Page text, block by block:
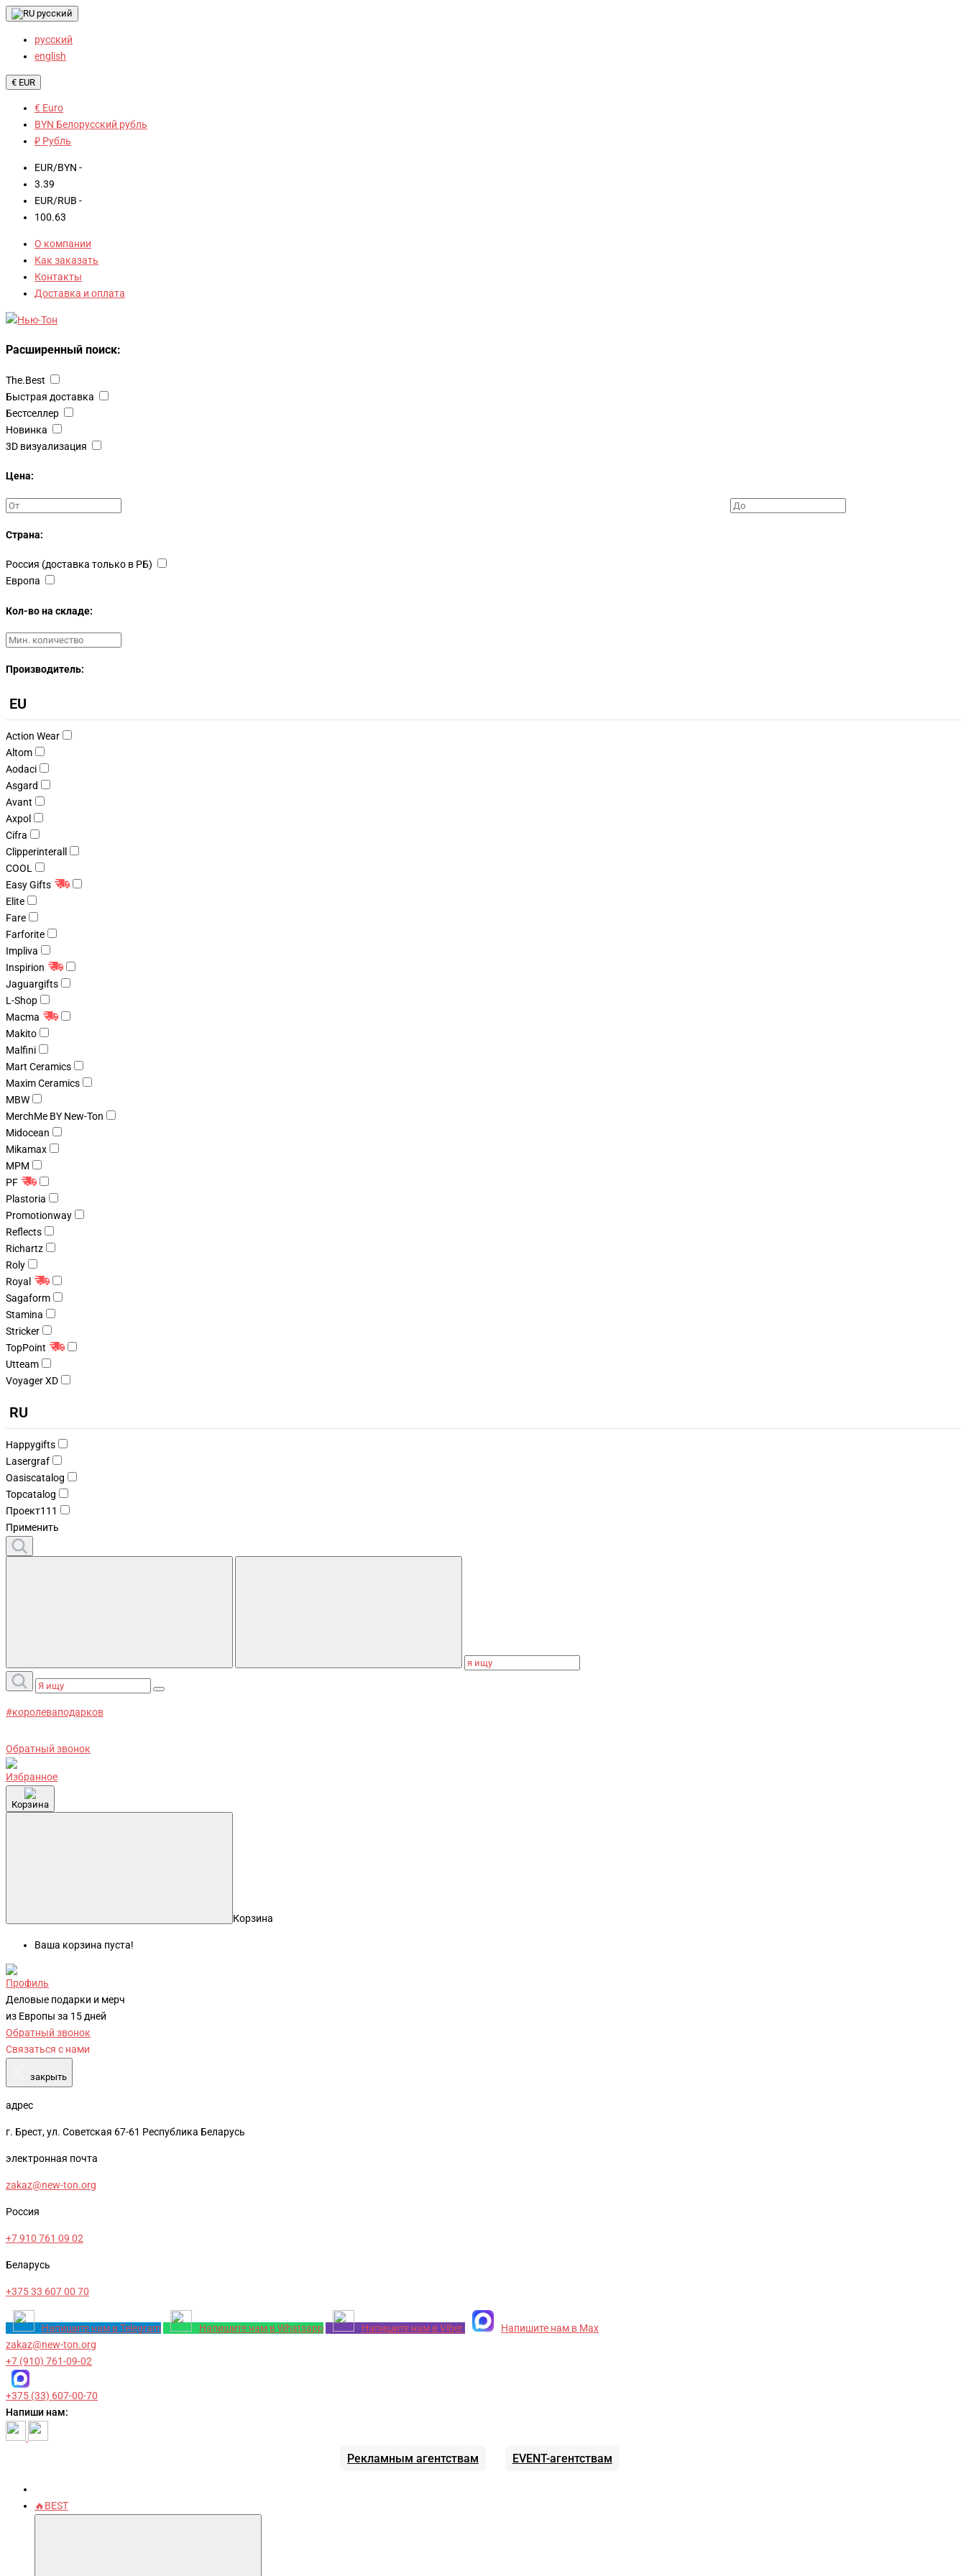
русский
русский
english
€ EUR
€ Euro
BYN Белорусский рубль
₽ Рубль
EUR/BYN -
3.39
EUR/RUB -
100.63
О компании
Как заказать
Контакты
Доставка и оплата
Расширенный поиск:
The.Best
Быстрая доставка
Бестселлер
Новинка
3D визуализация
Цена:
Страна:
Россия (доставка только в РБ)
Европа
Кол-во на складе:
Производитель:
EU
Action Wear
Altom
Aodaci
Asgard
Avant
Axpol
Cifra
Clipperinterall
COOL
Easy Gifts
Elite
Fare
Farforite
Impliva
Inspirion
Jaguargifts
L-Shop
Macma
Makito
Malfini
Mart Ceramics
Maxim Ceramics
MBW
MerchMe BY New-Ton
Midocean
Mikamax
MPM
PF
Plastoria
Promotionway
Reflects
Richartz
Roly
Royal
Sagaform
Stamina
Stricker
TopPoint
Utteam
Voyager XD
RU
Happygifts
Lasergraf
Oasiscatalog
Topcatalog
Проект111
Применить
#королеваподарков
Обратный звонок
Избранное
Корзина
Корзина
Ваша корзина пуста!
Профиль
Деловые подарки и мерч
из Европы за 15 дней
Обратный звонок
Связаться с нами
закрыть
адрес
г. Брест, ул. Советская 67-61 Республика Беларусь
электронная почта
zakaz@new-ton.org
Россия
+7 910 761 09 02
Беларусь
+375 33 607 00 70
Напишите нам в Telegram Напишите нам в Whatsapp Напишите нам в Viber
Напишите нам в Max
zakaz@new-ton.org
+7 (910) 761-09-02
+375 (33) 607-00-70
Напиши нам:
Рекламным агентствам EVENT-агентствам
🔥BEST